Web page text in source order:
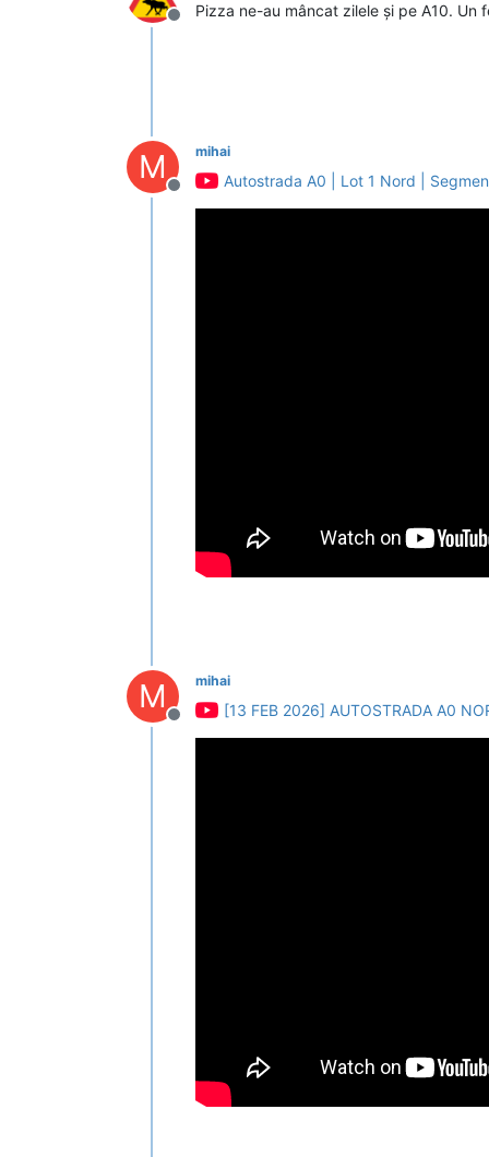
Deconectat
Pizza ne-au mâncat zilele și pe A10.
M
Deconectat
mihai
Autostrada A0 | Lot 1 Nord |
M
Deconectat
mihai
[13 FEB 2026] AUTOSTRADA A0